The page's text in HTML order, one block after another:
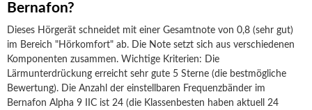
Bernafon?
Dieses Hörgerät schneidet mit einer Gesamtnote von 0,8 (sehr gut)
im Bereich "Hörkomfort" ab. Die Note setzt sich aus verschiedenen
Komponenten zusammen. Wichtige Kriterien: Die
Lärmunterdrückung erreicht sehr gute 5 Sterne (die bestmögliche
Bewertung). Die Anzahl der einstellbaren Frequenzbänder im
Bernafon Alpha 9 IIC ist 24 (die Klassenbesten haben aktuell 24